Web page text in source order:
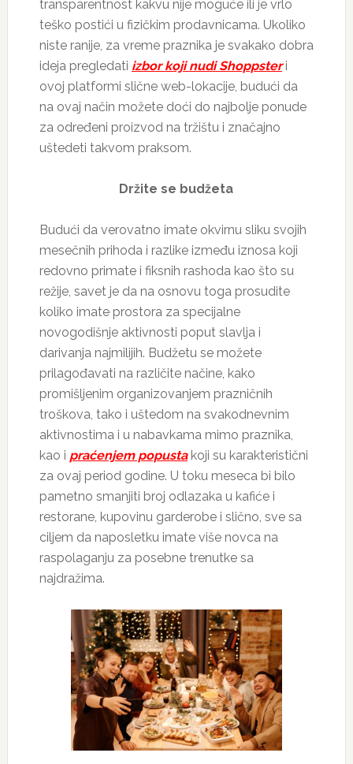
transparentnost kakvu nije moguće ili je vrlo
teško postići u fizičkim prodavnicama. Ukoliko
niste ranije, za vreme praznika je svakako dobra
ideja pregledati izbor koji nudi Shoppsteri
ovoj platformi slične web-lokacije, budući da
na ovaj način možete doći do najbolje ponude
za određeni proizvod na tržištu i značajno
uštedeti takvom praksom.
Držite se budžeta
Budući da verovatno imate okvirnu sliku svojih
mesečnih prihoda i razlike između iznosa koji
redovno primate i fiksnih rashoda kao što su
režije, savet je da na osnovu toga prosudite
koliko imate prostora za specijalne
novogodišnje aktivnosti poput slavlja i
darivanja najmilijih. Budžetu se možete
prilagođavati na različite načine, kako
promišljenim organizovanjem prazničnih
troškova, tako i uštedom na svakodnevnim
aktivnostima i u nabavkama mimo praznika,
kao i praćenjem popustakoji su karakteristični
za ovaj period godine. U toku meseca bi bilo
pametno smanjiti broj odlazaka u kafiće i
restorane, kupovinu garderobe i slično, sve sa
ciljem da naposletku imate više novca na
raspolaganju za posebne trenutke sa
najdražima.